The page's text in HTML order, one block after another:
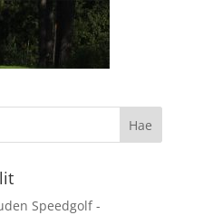
Speedgolf -